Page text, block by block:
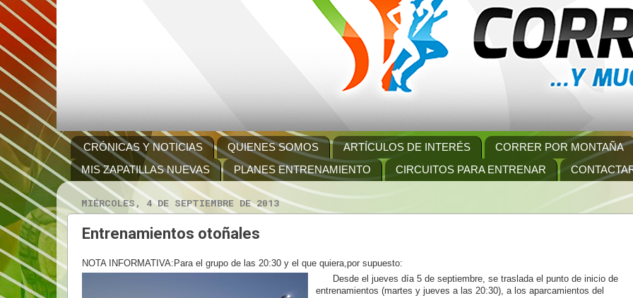
CRÓNICAS Y NOTICIAS QUIENES SOMOS ARTÍCULOS DE INTERÉS
CORRER POR MONTAÑA
MIS ZAPATILLAS NUEVAS
PLANES ENTRENAMIENTO CIRCUITOS PARA ENTRENAR
MIÉRCOLES, 4 DE SEPTIEMBRE DE 2013
Entrenamientos otoñales
NOTA INFORMATIVA:Para el grupo de las 20:30 y el que quiera,por supuesto:
Desde el jueves día 5 de septiembre, se traslada el punto de inicio de
entrenamientos (martes y jueves a las 20:30), a los aparcamientos del